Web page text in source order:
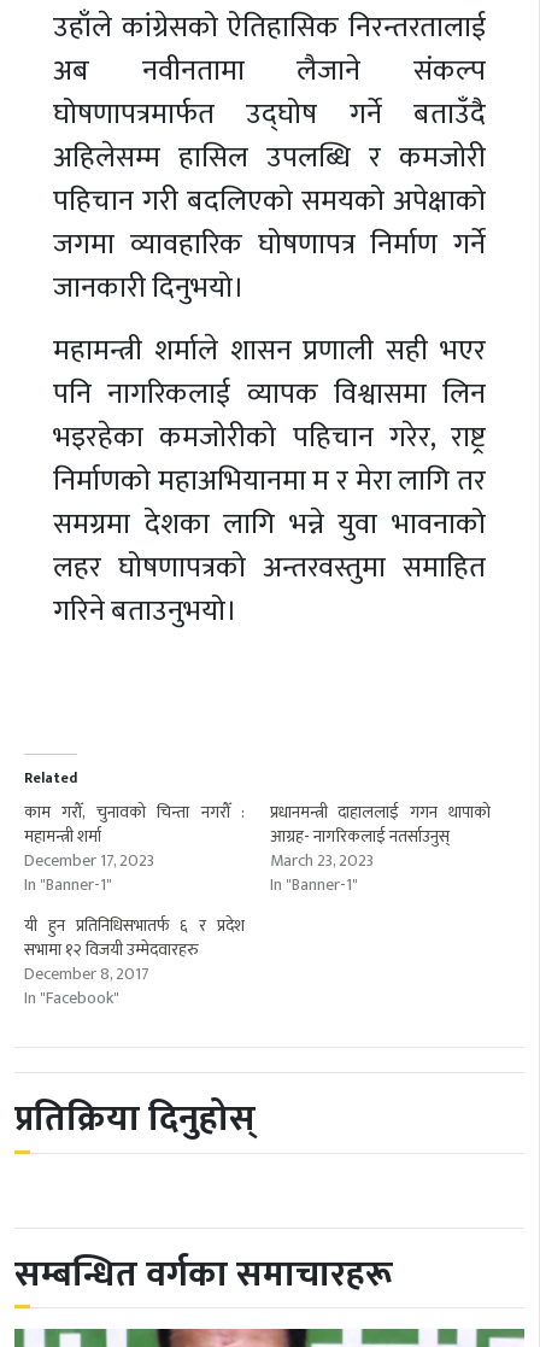
उहाँले कांग्रेसको ऐतिहासिक निरन्तरतालाई
अब नवीनतामा लैजाने संकल्प
घोषणापत्रमार्फत उद्घोष गर्ने बताउँदै
अहिलेसम्म हासिल उपलब्धि र कमजोरी
पहिचान गरी बदलिएको समयको अपेक्षाको
जगमा व्यावहारिक घोषणापत्र निर्माण गर्ने
जानकारी दिनुभयो।
महामन्त्री शर्माले शासन प्रणाली सही भएर
पनि नागरिकलाई व्यापक विश्वासमा लिन
भइरहेका कमजोरीको पहिचान गरेर, राष्ट्र
निर्माणको महाअभियानमा म र मेरा लागि तर
समग्रमा देशका लागि भन्ने युवा भावनाको
लहर घोषणापत्रको अन्तरवस्तुमा समाहित
गरिने बताउनुभयो।
Related
काम गरौँ, चुनावको चिन्ता नगरौँ :
महामन्त्री शर्मा
December 17, 2023
In "Banner-1"
प्रधानमन्त्री दाहाललाई गगन थापाको
आग्रह- नागरिकलाई नतर्साउनुस्
March 23, 2023
In "Banner-1"
यी हुन प्रतिनिधिसभातर्फ ६ र प्रदेश
सभामा १२ विजयी उम्मेदवारहरु
December 8, 2017
In "Facebook"
प्रतिक्रिया दिनुहोस्
सम्बन्धित वर्गका समाचारहरू